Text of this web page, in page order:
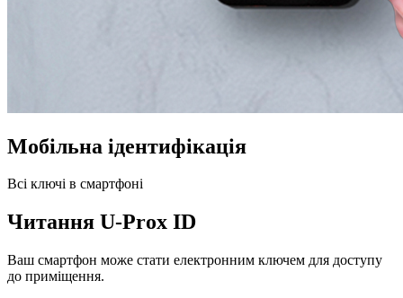
Мобільна ідентифікація
Всі ключі в смартфоні
Читання U-Prox ID
Ваш смартфон може стати електронним ключем для доступу
до приміщення.